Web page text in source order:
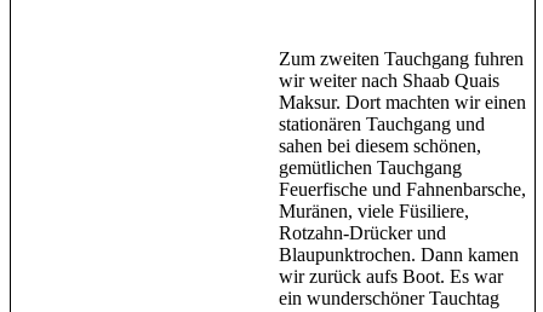
Zum zweiten Tauchgang fuhren
wir weiter nach Shaab Quais
Maksur. Dort machten wir einen
stationären Tauchgang und
sahen bei diesem schönen,
gemütlichen Tauchgang
Feuerfische und Fahnenbarsche,
Muränen, viele Füsiliere,
Rotzahn-Drücker und
Blaupunktrochen. Dann kamen
wir zurück aufs Boot. Es war
ein wunderschöner Tauchtag